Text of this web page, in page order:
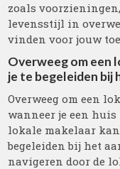
zoals
levensstijl in
vinden voor jouw
Overweeg om een
je te begeleiden bij
Overweeg om een
wanneer je een
lokale makelaar kan
begeleiden bij het
navigeren door de